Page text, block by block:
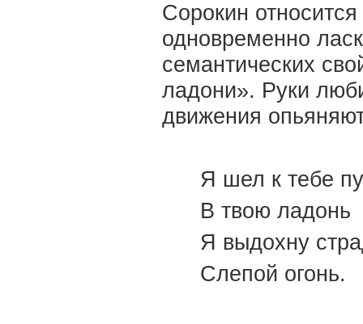
Сорокин
одновременно
семантических
ладони». Руки
движения
Я шел к тебе
В твою ладонь
Я выдохну
Слепой огонь.